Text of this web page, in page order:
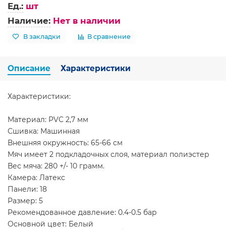
Ед.: шт
Наличие: Нет в наличии
В закладки В сравнение
Описание Характеристики
Характеристики:
Материал: PVC 2,7 мм
Сшивка: Машинная
Внешняя окружность: 65-66 см
Мяч имеет 2 подкладочных слоя, материал полиэстер
Вес мяча: 280 +/- 10 грамм.
Камера: Латекс
Панели: 18
Размер: 5
Рекомендованное давление: 0.4-0.5 бар
Основной цвет: Белый